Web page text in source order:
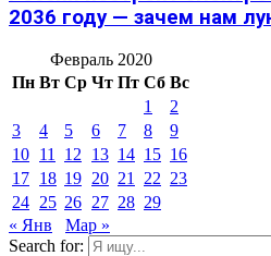
2036 году — зачем нам
Февраль 2020
Пн Вт Ср Чт Пт Сб Вс
1
2
3
4 5 6 7 8
9
10 11 12 13 14 15 16
17 18 19 20 21 22 23
24 25 26 27 28 29
« Янв
Мар »
Search for: